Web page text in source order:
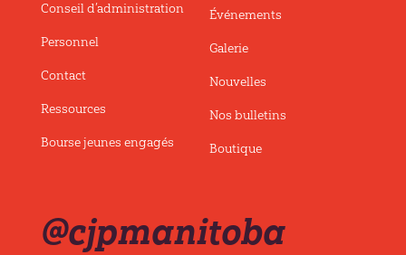
Conseil d’administration
Personnel
Contact
Ressources
Bourse jeunes engagés
Événements
Galerie
Nouvelles
Nos bulletins
Boutique
@cjpmanitoba